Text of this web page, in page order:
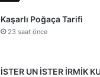
Kaşarlı Poğaça Tarifi
23 saat önce
İSTER UN İSTER İRMİK